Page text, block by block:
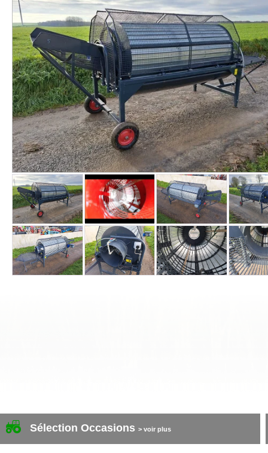
Sélection Occasions > voir plus